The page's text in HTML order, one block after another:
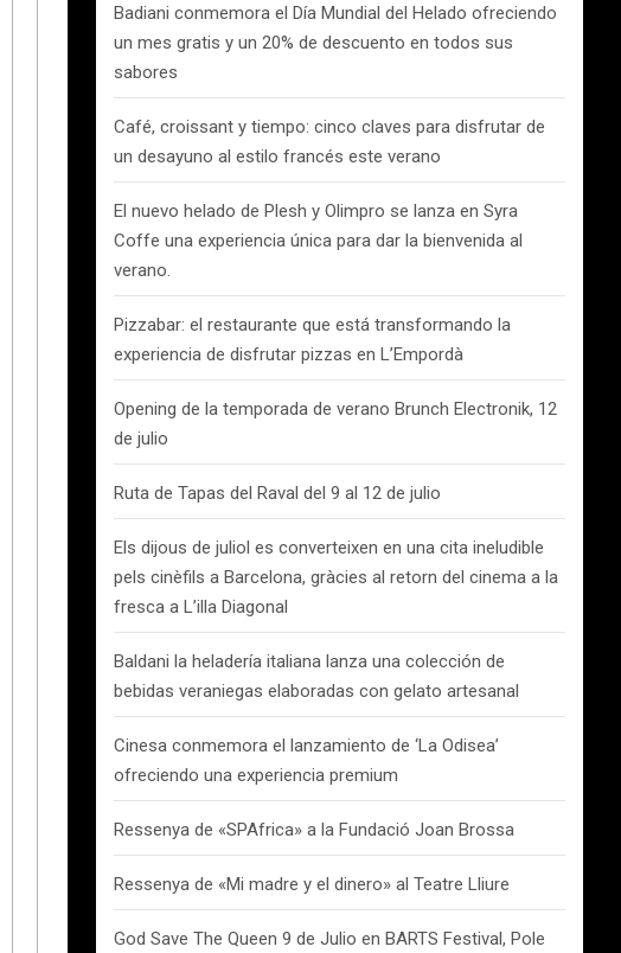
Badiani conmemora el Día Mundial del Helado ofreciendo
un mes gratis y un 20% de descuento en todos sus
sabores
Café, croissant y tiempo: cinco claves para disfrutar de
un desayuno al estilo francés este verano
El nuevo helado de Plesh y Olimpro se lanza en Syra
Coffe una experiencia única para dar la bienvenida al
verano.
Pizzabar: el restaurante que está transformando la
experiencia de disfrutar pizzas en L’Empordà
Opening de la temporada de verano Brunch Electronik, 12
de julio
Ruta de Tapas del Raval del 9 al 12 de julio
Els dijous de juliol es converteixen en una cita ineludible
pels cinèfils a Barcelona, gràcies al retorn del cinema a la
fresca a L’illa Diagonal
Baldani la heladería italiana lanza una colección de
bebidas veraniegas elaboradas con gelato artesanal
Cinesa conmemora el lanzamiento de ‘La Odisea’
ofreciendo una experiencia premium
Ressenya de «SPAfrica» a la Fundació Joan Brossa
Ressenya de «Mi madre y el dinero» al Teatre Lliure
God Save The Queen 9 de Julio en BARTS Festival, Pole